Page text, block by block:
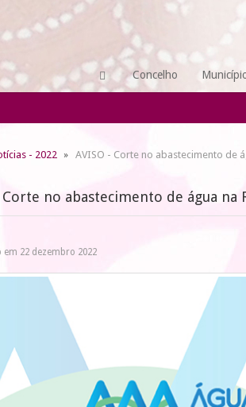
Concelho
- 2022 AVISO - Corte no abastecimento de
Corte no abastecimento de água na
em 22 dezembro 2022